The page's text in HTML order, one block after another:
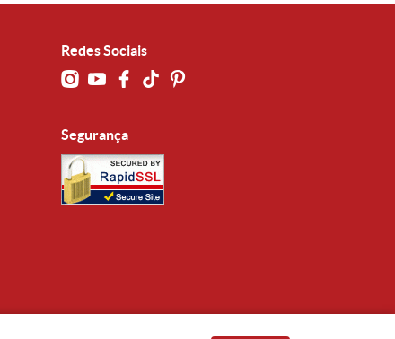
Redes Sociais
Segurança